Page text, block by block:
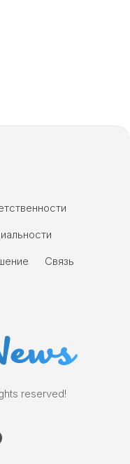
Связь
reserved!